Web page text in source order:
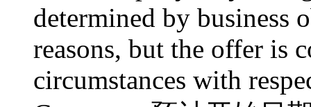
determined by business
reasons, but the offer is
circumstances with